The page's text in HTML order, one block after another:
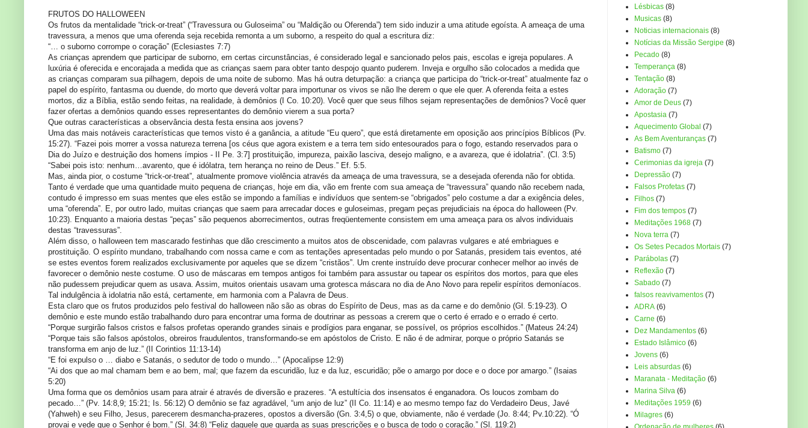
FRUTOS DO HALLOWEEN
Os frutos da mentalidade “trick-or-treat” (“Travessura ou Guloseima” ou “Maldição ou Oferenda”) tem sido induzir a uma atitude egoísta. A ameaça de uma
travessura, a menos que uma oferenda seja recebida remonta a um suborno, a respeito do qual a escritura diz:
“… o suborno corrompe o coração” (Eclesiastes 7:7)
As crianças aprendem que participar de suborno, em certas circunstâncias, é considerado legal e sancionado pelos pais, escolas e igreja populares. A
luxúria é oferecida e encorajada a medida que as crianças saem para obter tanto despojo quanto puderem. Inveja e orgulho são colocados a medida que
as crianças comparam sua pilhagem, depois de uma noite de suborno. Mas há outra deturpação: a criança que participa do “trick-or-treat” atualmente faz o
papel do espírito, fantasma ou duende, do morto que deverá voltar para importunar os vivos se não lhe derem o que ele quer. A oferenda feita a estes
mortos, diz a Bíblia, estão sendo feitas, na realidade, à demônios (I Co. 10:20). Você quer que seus filhos sejam representações de demônios? Você quer
fazer ofertas a demônios quando esses representantes do demônio vierem a sua porta?
Que outras características a observância desta festa ensina aos jovens?
Uma das mais notáveis características que temos visto é a ganância, a atitude “Eu quero”, que está diretamente em oposição aos princípios Bíblicos (Pv.
15:27). “Fazei pois morrer a vossa natureza terrena [os céus que agora existem e a terra tem sido entesourados para o fogo, estando reservados para o
Dia do Juízo e destruição dos homens ímpios - II Pe. 3:7] prostituição, impureza, paixão lasciva, desejo maligno, e a avareza, que é idolatria”. (Cl. 3:5)
“Sabei pois isto: nenhum…avarento, que é idólatra, tem herança no reino de Deus.” Ef. 5:5.
Mas, ainda pior, o costume “trick-or-treat”, atualmente promove violência através da ameaça de uma travessura, se a desejada oferenda não for obtida.
Tanto é verdade que uma quantidade muito pequena de crianças, hoje em dia, vão em frente com sua ameaça de “travessura” quando não recebem nada,
contudo é impresso em suas mentes que eles estão se impondo a famílias e indivíduos que sentem-se “obrigados” pelo costume a dar a exigência deles,
uma “oferenda”. E, por outro lado, muitas crianças que saem para arrecadar doces e guloseimas, pregam peças prejudiciais na época do halloween (Pv.
10:23). Enquanto a maioria destas “peças” são pequenos aborrecimentos, outras freqüentemente consistem em uma ameaça para os alvos individuais
destas “travessuras”.
Além disso, o halloween tem mascarado festinhas que dão crescimento a muitos atos de obscenidade, com palavras vulgares e até embriagues e
prostituição. O espírito mundano, trabalhando com nossa carne e com as tentações apresentadas pelo mundo o por Satanás, presidem tais eventos, até
se estes eventos forem realizados exclusivamente por aqueles que se dizem “cristãos”. Um crente instruído deve procurar conhecer melhor ao invés de
favorecer o demônio neste costume. O uso de máscaras em tempos antigos foi também para assustar ou tapear os espíritos dos mortos, para que eles
não pudessem prejudicar quem as usava. Assim, muitos orientais usavam uma grotesca máscara no dia de Ano Novo para repelir espíritos demoníacos.
Tal indulgência à idolatria não está, certamente, em harmonia com a Palavra de Deus.
Esta claro que os frutos produzidos pelo festival do halloween não são as obras do Espírito de Deus, mas as da carne e do demônio (Gl. 5:19-23). O
demônio e este mundo estão trabalhando duro para encontrar uma forma de doutrinar as pessoas a crerem que o certo é errado e o errado é certo.
“Porque surgirão falsos cristos e falsos profetas operando grandes sinais e prodígios para enganar, se possível, os próprios escolhidos.” (Mateus 24:24)
“Porque tais são falsos apóstolos, obreiros fraudulentos, transformando-se em apóstolos de Cristo. E não é de admirar, porque o próprio Satanás se
transforma em anjo de luz.” (II Corintios 11:13-14)
“E foi expulso o … diabo e Satanás, o sedutor de todo o mundo…” (Apocalipse 12:9)
“Ai dos que ao mal chamam bem e ao bem, mal; que fazem da escuridão, luz e da luz, escuridão; põe o amargo por doce e o doce por amargo.” (Isaias
5:20)
Uma forma que os demônios usam para atrair é através de diversão e prazeres. “A estultícia dos insensatos é enganadora. Os loucos zombam do
pecado…” (Pv. 14:8,9; 15:21; Is. 56:12) O demônio se faz agradável, “um anjo de luz” (II Co. 11:14) e ao mesmo tempo faz do Verdadeiro Deus, Javé
(Yahweh) e seu Filho, Jesus, parecerem desmancha-prazeres, opostos a diversão (Gn. 3:4,5) o que, obviamente, não é verdade (Jo. 8:44; Pv.10:22). “Ó
provai e vede que o Senhor é bom.” (Sl. 34:8) “Feliz daquele que guarda as suas prescrições e o busca de todo o coração.” (Sl. 119:2)
Lésbicas (8)
Musicas (8)
Noticias internacionais (8)
Notícias da Missão Sergipe (8)
Pecado (8)
Temperança (8)
Tentação (8)
Adoração (7)
Amor de Deus (7)
Apostasia (7)
Aquecimento Global (7)
As Bem Aventuranças (7)
Batismo (7)
Cerimonias da igreja (7)
Depressão (7)
Falsos Profetas (7)
Filhos (7)
Fim dos tempos (7)
Meditações 1968 (7)
Nova terra (7)
Os Setes Pecados Mortais (7)
Parábolas (7)
Reflexão (7)
Sabado (7)
falsos reavivamentos (7)
ADRA (6)
Carne (6)
Dez Mandamentos (6)
Estado Islâmico (6)
Jovens (6)
Leis absurdas (6)
Maranata - Meditação (6)
Marina Silva (6)
Meditações 1959 (6)
Milagres (6)